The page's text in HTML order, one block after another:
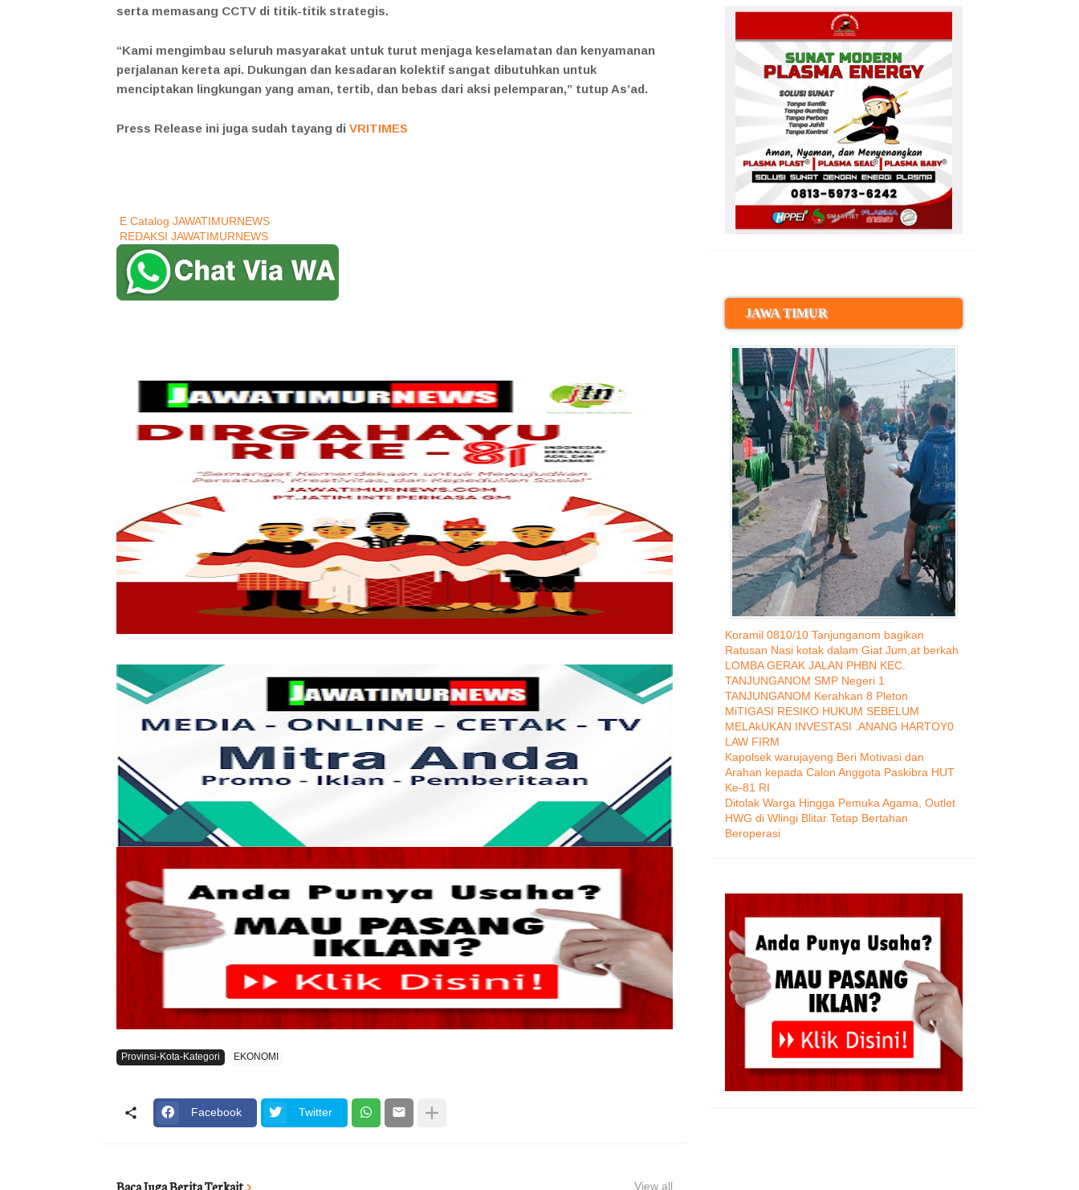
serta memasang CCTV di titik-titik strategis.
“Kami mengimbau seluruh masyarakat untuk turut menjaga keselamatan dan kenyamanan
perjalanan kereta api. Dukungan dan kesadaran kolektif sangat dibutuhkan untuk
menciptakan lingkungan yang aman, tertib, dan bebas dari aksi pelemparan,” tutup As’ad.
Press Release ini juga sudah tayang di VRITIMES
E Catalog JAWATIMURNEWS
REDAKSI JAWATIMURNEWS
Provinsi-Kota-Kategori EKONOMI
Facebook Twitter
Baca Juga Berita Terkait View all
JAWA TIMUR
Koramil 0810/10 Tanjunganom bagikan
Ratusan Nasi kotak dalam Giat Jum,at berkah
LOMBA GERAK JALAN PHBN KEC.
TANJUNGANOM SMP Negeri 1
TANJUNGANOM Kerahkan 8 Pleton
MiTIGASI RESIKO HUKUM SEBELUM
MELAkUKAN INVESTASI .ANANG HARTOY0
LAW FIRM
Kapolsek warujayeng Beri Motivasi dan
Arahan kepada Calon Anggota Paskibra HUT
Ke-81 RI
Ditolak Warga Hingga Pemuka Agama, Outlet
HWG di Wlingi Blitar Tetap Bertahan
Beroperasi